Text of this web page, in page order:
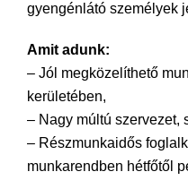
gyengénlátó személyek
Amit adunk:
– Jól megközelíthető
kerületében,
– Nagy múltú szervezet,
– Részmunkaidős
munkarendben hétfőtől